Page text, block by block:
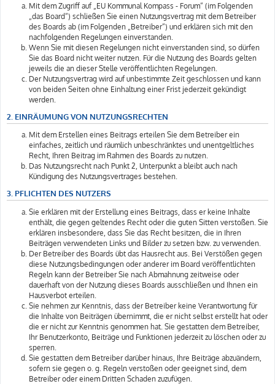
Mit dem Zugriff auf „EU Kommunal Kompass - Forum“ (im Folgenden
„das Board“) schließen Sie einen Nutzungsvertrag mit dem Betreiber
des Boards ab (im Folgenden „Betreiber“) und erklären sich mit den
nachfolgenden Regelungen einverstanden.
Wenn Sie mit diesen Regelungen nicht einverstanden sind, so dürfen
Sie das Board nicht weiter nutzen. Für die Nutzung des Boards gelten
jeweils die an dieser Stelle veröffentlichten Regelungen.
Der Nutzungsvertrag wird auf unbestimmte Zeit geschlossen und kann
von beiden Seiten ohne Einhaltung einer Frist jederzeit gekündigt
werden.
2. EINRÄUMUNG VON NUTZUNGSRECHTEN
Mit dem Erstellen eines Beitrags erteilen Sie dem Betreiber ein
einfaches, zeitlich und räumlich unbeschränktes und unentgeltliches
Recht, Ihren Beitrag im Rahmen des Boards zu nutzen.
Das Nutzungsrecht nach Punkt 2, Unterpunkt a bleibt auch nach
Kündigung des Nutzungsvertrages bestehen.
3. PFLICHTEN DES NUTZERS
Sie erklären mit der Erstellung eines Beitrags, dass er keine Inhalte
enthält, die gegen geltendes Recht oder die guten Sitten verstoßen. Sie
erklären insbesondere, dass Sie das Recht besitzen, die in Ihren
Beiträgen verwendeten Links und Bilder zu setzen bzw. zu verwenden.
Der Betreiber des Boards übt das Hausrecht aus. Bei Verstößen gegen
diese Nutzungsbedingungen oder anderer im Board veröffentlichten
Regeln kann der Betreiber Sie nach Abmahnung zeitweise oder
dauerhaft von der Nutzung dieses Boards ausschließen und Ihnen ein
Hausverbot erteilen.
Sie nehmen zur Kenntnis, dass der Betreiber keine Verantwortung für
die Inhalte von Beiträgen übernimmt, die er nicht selbst erstellt hat oder
die er nicht zur Kenntnis genommen hat. Sie gestatten dem Betreiber,
Ihr Benutzerkonto, Beiträge und Funktionen jederzeit zu löschen oder zu
sperren.
Sie gestatten dem Betreiber darüber hinaus, Ihre Beiträge abzuändern,
sofern sie gegen o. g. Regeln verstoßen oder geeignet sind, dem
Betreiber oder einem Dritten Schaden zuzufügen.